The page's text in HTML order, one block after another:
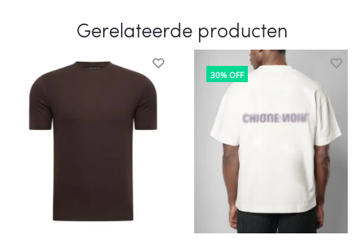
Gerelateerde producten
30% OFF